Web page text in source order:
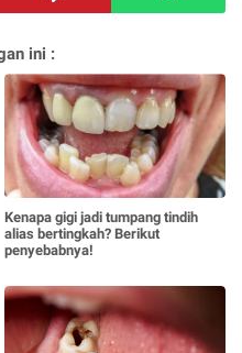
ini :
Kenapa gigi jadi tumpang tindih
alias bertingkah? Berikut
penyebabnya!